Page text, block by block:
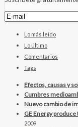
Lo más leído
Lo último
Comentarios
Tags
Efectos, causas y
Cumbres
Nuevo cambio de
GE Energy
2009